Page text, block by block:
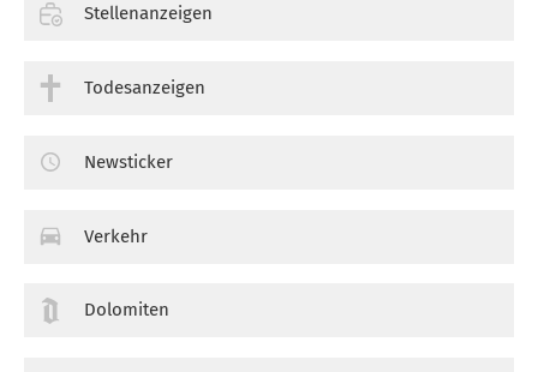
Stellenanzeigen
Todesanzeigen
Newsticker
Verkehr
Dolomiten